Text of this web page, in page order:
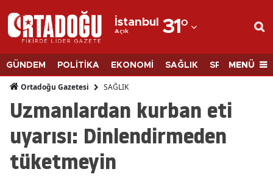
İstanbul
Açık 31°
Adana
Adıyaman
Afyonkarahisar
Ağrı
Amasya
GÜNDEM POLİTİKA EKONOMİ SAĞLIK SPORMENÜ
Ortadoğu Gazetesi SAĞLIK
Uzmanlardan kurban eti
uyarısı: Dinlendirmeden
tüketmeyin